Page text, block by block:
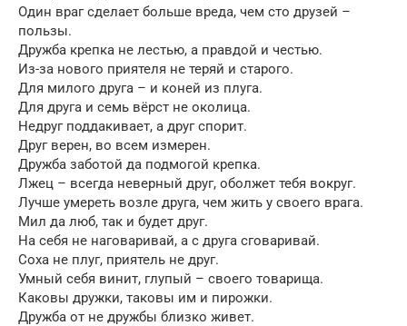
Один враг сделает больше вреда, чем сто друзей –
пользы.
Дружба крепка не лестью, а правдой и честью.
Из-за нового приятеля не теряй и старого.
Для милого друга – и коней из плуга.
Для друга и семь вёрст не околица.
Недруг поддакивает, а друг спорит.
Друг верен, во всем измерен.
Дружба заботой да подмогой крепка.
Лжец – всегда неверный друг, оболжет тебя вокруг.
Лучше умереть возле друга, чем жить у своего врага.
Мил да люб, так и будет друг.
На себя не наговаривай, а с друга сговаривай.
Соха не плуг, приятель не друг.
Умный себя винит, глупый – своего товарища.
Каковы дружки, таковы им и пирожки.
Дружба от не дружбы близко живет.